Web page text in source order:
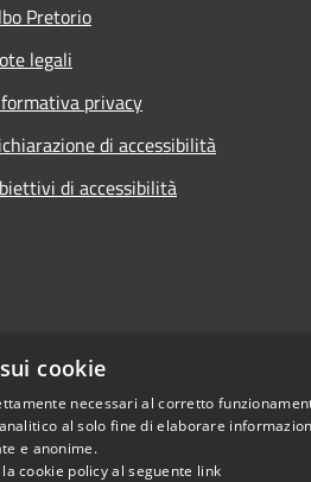
Pretorio
legali
privacy
di accessibilità
di accessibilità
cookie
necessari al corretto
al solo fine di elaborare
e anonime.
cookie policy al seguente link